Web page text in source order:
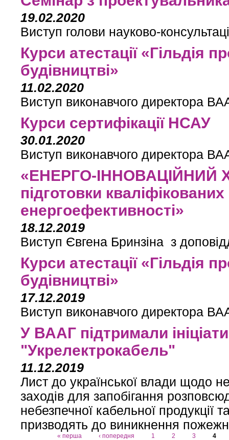
19.02.2020
Виступ голови науково-
Курси атестації «Гільдія
будівництві»
11.02.2020
Виступ виконавчого директора
Курси сертифікації НСАУ
30.01.2020
Виступ виконавчого директора
«ЕНЕРГО-ІННОВАЦІЙНИЙ
підготовки
енергоефективності»
18.12.2019
Виступ Євгена Бринзіна з
Курси атестації «Гільдія
будівництві»
17.12.2019
Виступ виконавчого директора
У ВААГ підтримали
"Укрелектрокабель"
11.12.2019
Лист до української влади щодо
заходів для запобігання
небезпечної кабельної продукції
призводять до виникнення
« перша ‹ попередня 1 2 3 4